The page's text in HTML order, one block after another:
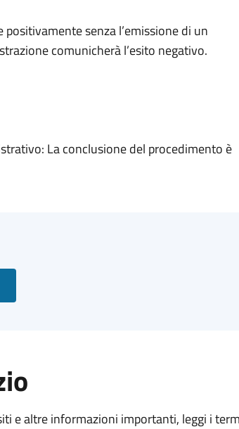
senza l’emissione di un
comunicherà l’esito negativo.
La conclusione del procedimento è
e altre informazioni importanti, leggi i